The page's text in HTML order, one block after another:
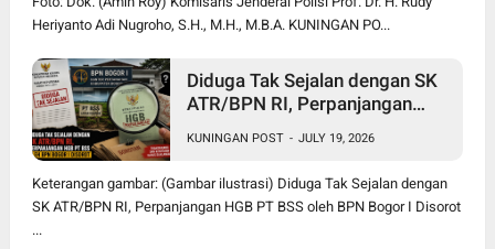
Heriyanto Adi Nugroho, S.H., M.H., M.B.A. KUNINGAN PO...
Diduga Tak Sejalan dengan SK
ATR/BPN RI, Perpanjangan
Disorot
KUNINGAN POST - JULY 19, 2026
Keterangan gambar: (Gambar ilustrasi) Diduga Tak Sejalan dengan
SK ATR/BPN RI, Perpanjangan HGB PT BSS oleh BPN Bogor I Disorot
...